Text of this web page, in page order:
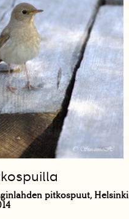
pitkospuut, Helsinki